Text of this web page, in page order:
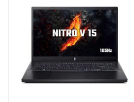
nhất
Màn Hình Máy
D19-10 18.5"...
2.150.000₫
Màn Hình Quảng